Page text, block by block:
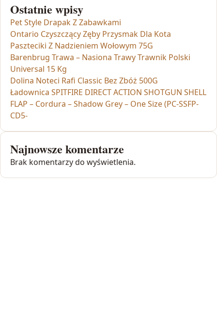
Ostatnie wpisy
Pet Style Drapak Z Zabawkami
Ontario Czyszczący Zęby Przysmak Dla Kota
Paszteciki Z Nadzieniem Wołowym 75G
Barenbrug Trawa – Nasiona Trawy Trawnik Polski
Universal 15 Kg
Dolina Noteci Rafi Classic Bez Zbóż 500G
Ładownica SPITFIRE DIRECT ACTION SHOTGUN SHELL
FLAP – Cordura – Shadow Grey – One Size (PC-SSFP-
CD5-
Najnowsze komentarze
Brak komentarzy do wyświetlenia.